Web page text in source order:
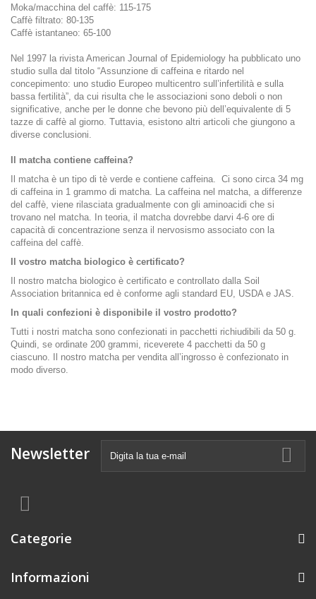
Moka/macchina del caffè: 115-175
Caffè filtrato: 80-135
Caffè istantaneo: 65-100
Nel 1997 la rivista American Journal of Epidemiology ha pubblicato uno
studio sulla dal titolo “Assunzione di caffeina e ritardo nel
concepimento: uno studio Europeo multicentro sull’infertilità e sulla
bassa fertilità”, da cui risulta che le associazioni sono deboli o non
significative, anche per le donne che bevono più dell’equivalente di 5
tazze di caffè al giorno. Tuttavia, esistono altri articoli che giungono a
diverse conclusioni.
Il matcha contiene caffeina?
Il matcha è un tipo di tè verde e contiene caffeina. Ci sono circa 34 mg
di caffeina in 1 grammo di matcha. La caffeina nel matcha, a differenze
del caffè, viene rilasciata gradualmente con gli aminoacidi che si
trovano nel matcha. In teoria, il matcha dovrebbe darvi 4-6 ore di
capacità di concentrazione senza il nervosismo associato con la
caffeina del caffè.
Il vostro matcha biologico è certificato?
Il nostro matcha biologico è certificato e controllato dalla Soil
Association britannica ed è conforme agli standard EU, USDA e JAS.
In quali confezioni è disponibile il vostro prodotto?
Tutti i nostri matcha sono confezionati in pacchetti richiudibili da 50 g.
Quindi, se ordinate 200 grammi, riceverete 4 pacchetti da 50 g
ciascuno. Il nostro matcha per vendita all’ingrosso è confezionato in
modo diverso.
Newsletter
Categorie
Informazioni